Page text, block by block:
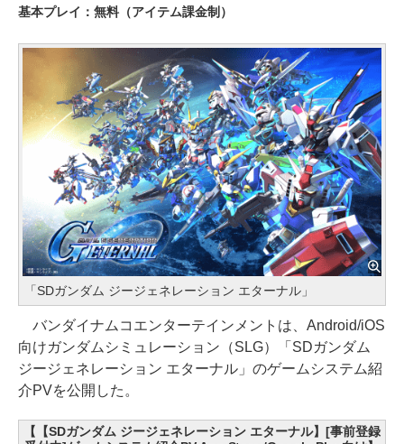
基本プレイ：無料（アイテム課金制）
「SDガンダム ジージェネレーション エターナル」
バンダイナムコエンターテインメントは、Android/iOS
向けガンダムシミュレーション（SLG）「SDガンダム
ジージェネレーション エターナル」のゲームシステム紹
介PVを公開した。
【【SDガンダム ジージェネレーション エターナル】[事前登録